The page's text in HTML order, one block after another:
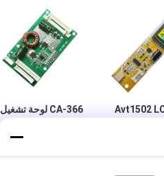
Avt1502
CA-366 لوحة تشغيل
بوصة - 55 بوصة مع